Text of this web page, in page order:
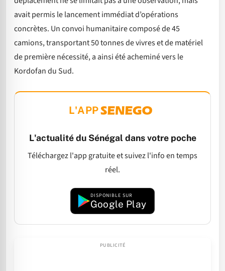
avait permis le lancement immédiat d’opérations
concrètes. Un convoi humanitaire composé de 45
camions, transportant 50 tonnes de vivres et de matériel
de première nécessité, a ainsi été acheminé vers le
Kordofan du Sud.
L'APP
L'actualité du Sénégal dans votre poche
Téléchargez l'app gratuite et suivez l'info en temps
réel.
DISPONIBLE SUR
Google Play